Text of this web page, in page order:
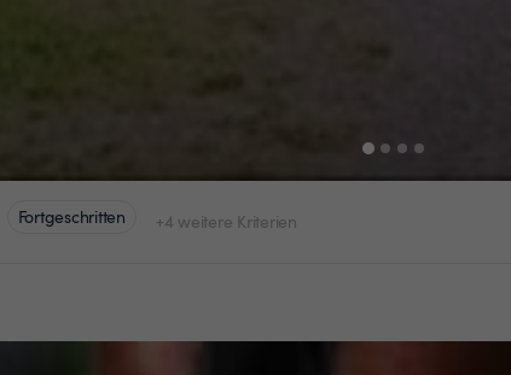
Fortgeschritten +4 weitere Kriterien